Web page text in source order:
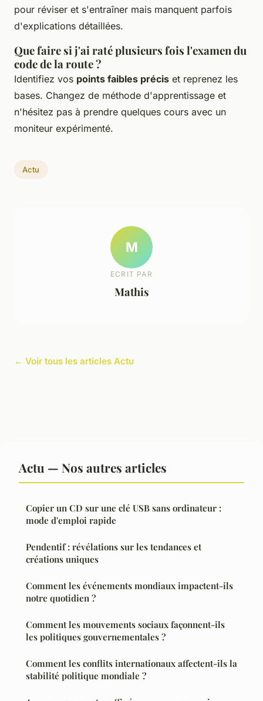
pour réviser et s'entraîner mais manquent parfois
d'explications détaillées.
Que faire si j'ai raté plusieurs fois l'examen du
code de la route ?
Identifiez vos points faibles précis et reprenez les
bases. Changez de méthode d'apprentissage et
n'hésitez pas à prendre quelques cours avec un
moniteur expérimenté.
Actu
M
ECRIT PAR
Mathis
← Voir tous les articles Actu
Actu — Nos autres articles
Copier un CD sur une clé USB sans ordinateur :
mode d'emploi rapide
Pendentif : révélations sur les tendances et
créations uniques
Comment les événements mondiaux impactent-ils
notre quotidien ?
Comment les mouvements sociaux façonnent-ils
les politiques gouvernementales ?
Comment les conflits internationaux affectent-ils la
stabilité politique mondiale ?